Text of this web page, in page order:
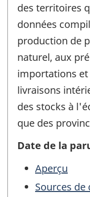
des territoires
données
production de
naturel, aux
importations
livraisons
des stocks à
que des
Date de la
Aperçu
Sources